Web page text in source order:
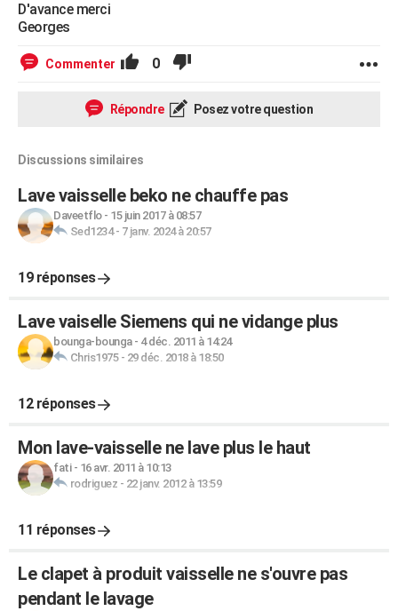
D'avance merci
Georges
Commenter 0
Répondre Posez votre question
Discussions similaires
Lave vaisselle beko ne chauffe pas
Daveetflo- 15 juin 2017 à 08:57
Sed1234- 7 janv. 2024 à 20:57
19 réponses
Lave vaiselle Siemens qui ne vidange plus
bounga-bounga- 4 déc. 2011 à 14:24
Chris1975- 29 déc. 2018 à 18:50
12 réponses
Mon lave-vaisselle ne lave plus le haut
fati- 16 avr. 2011 à 10:13
rodriguez - 22 janv. 2012 à 13:59
11 réponses
Le clapet à produit vaisselle ne s'ouvre pas
pendant le lavage